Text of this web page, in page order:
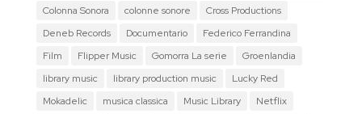
Colonna Sonora
colonne sonore
Cross Productions
Deneb Records
Documentario
Federico Ferrandina
Film
Flipper Music Gomorra La serie
Groenlandia
library music
library production music
Lucky Red
Mokadelic
musica classica Music Library
Netflix